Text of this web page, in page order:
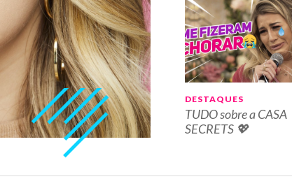
DESTAQUES
TUDO sobre a CASA
SECRETS 💖